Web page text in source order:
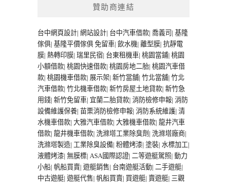
贊助商連結
台中網頁設計| 網站設計| 台中汽車借款| 喬義司 | 基隆
傢俱| 基隆平價傢俱 免留車| 飲水機| 離型膜| 抗靜電
膜| 熱轉印膜| 瑞里民宿| 台東租機車| 桃園當鋪| 桃園
小額借款| 桃園快速借款| 桃園房地二胎| 桃園汽車借
款| 桃園機車借款| 展示架| 新竹當舖| 竹北當舖| 竹北
汽車借款| 竹北機車借款| 新竹房屋土地貸款| 新竹急
用錢| 新竹免留車| 宜蘭二胎貸款| 消防檢修申報| 消防
設備維護保養| 苗栗消防檢修申報| 消防系統維護| 清
水機車借款| 大雅汽車借款| 大雅機車借款| 龍井汽車
借款| 龍井機車借款| 洗滌塔工業除臭劑 | 洗滌塔廠商|
洗滌塔製造| 工業除臭設備| 粉體烤漆| 塗裝| 水標加工|
液體烤漆| 無膜標| ASA國際認證| 二等遊艇駕照| 動力
小船| 帆船買賣| 遊艇銷售| 台南遊艇活動| 二手遊艇|
中古遊艇| 遊艇代售| 帆船買賣| 買遊艇| 賣遊艇| 三觀